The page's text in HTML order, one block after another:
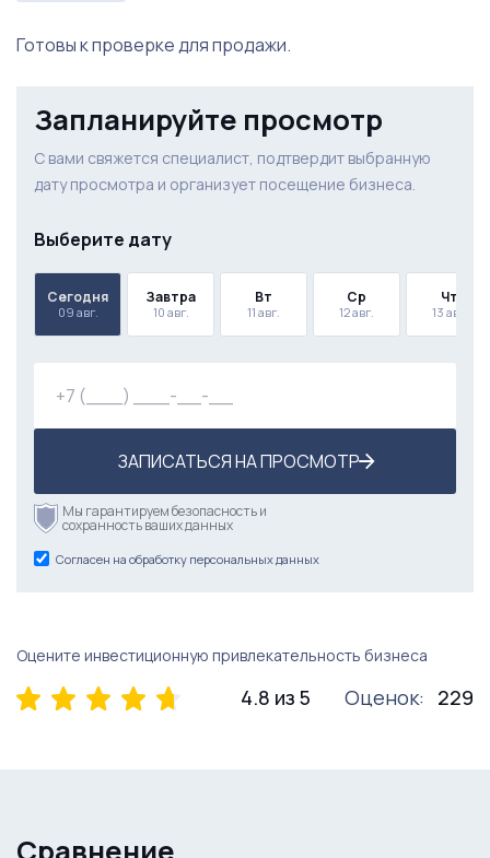
Готовы к проверке для продажи.
Запланируйте просмотр
С вами свяжется специалист, подтвердит выбранную
дату просмотра и организует посещение бизнеса.
Выберите дату
Сегодня
09 авг.
Завтра
10 авг.
Вт
11 авг.
Ср
12 авг.
Чт
13 авг.
ЗАПИСАТЬСЯ НА ПРОСМОТР
Мы гарантируем безопасность и
сохранность ваших данных
Согласен на обработку персональных данных
Оцените инвестиционную привлекательность бизнеса
4.8 из 5 Оценок: 229